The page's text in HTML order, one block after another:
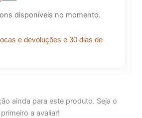
disponíveis no momento.
e devoluções e 30 dias de
ainda para este produto. Seja o
primeiro a avaliar!